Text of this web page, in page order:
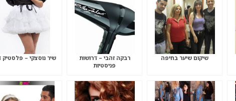
שיקום שיער בחיפה
רבקה זהבי – דרושות
פניסטיות
שיר נוסצקי – פלסטיק